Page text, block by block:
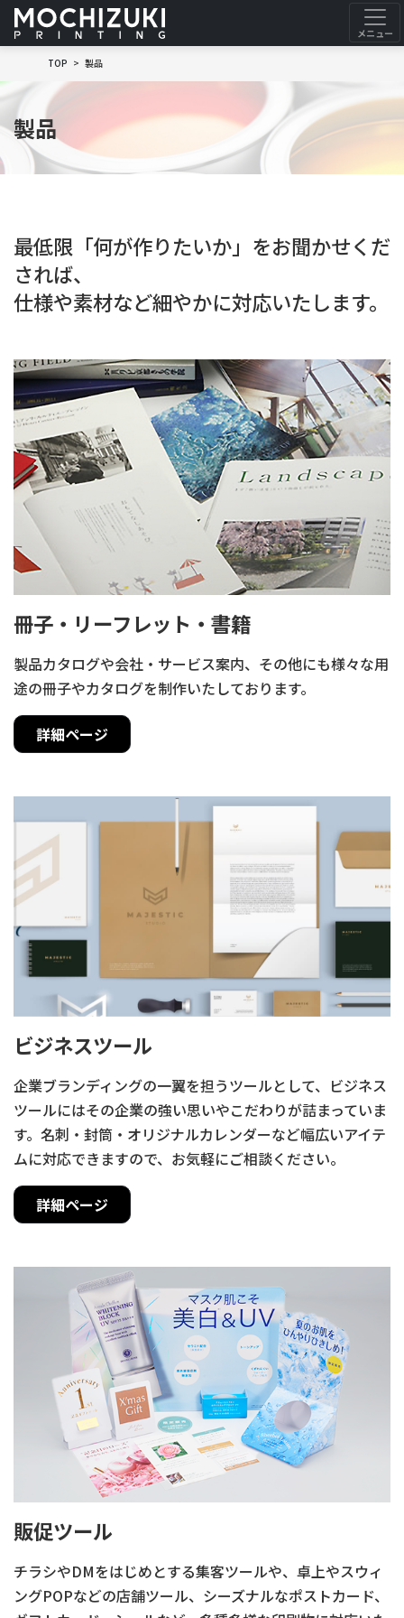
TOP 製品
製品
最低限「何が作りたいか」をお聞かせくだ
されば、
仕様や素材など細やかに対応いたします。
冊子・リーフレット・書籍
製品カタログや会社・サービス案内、その他にも様々な用
途の冊子やカタログを制作いたしております。
詳細ページ
ビジネスツール
企業ブランディングの一翼を担うツールとして、 ビジネス
ツールにはその企業の強い思いやこだわりが詰まっていま
す。 名刺・封筒・オリジナルカレンダーなど幅広いアイテ
ムに対応できますので、お気軽にご相談ください。
詳細ページ
販促ツール
チラシやDMをはじめとする集客ツールや、卓上やスウィ
ングPOPなどの店舗ツール、シーズナルなポストカード、